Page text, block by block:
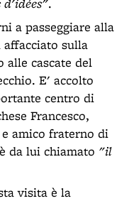
a passeggiare alla
sulla
alle cascate del
E' accolto
centro di
Francesco,
amico fraterno di
da lui chiamato "il
visita è la